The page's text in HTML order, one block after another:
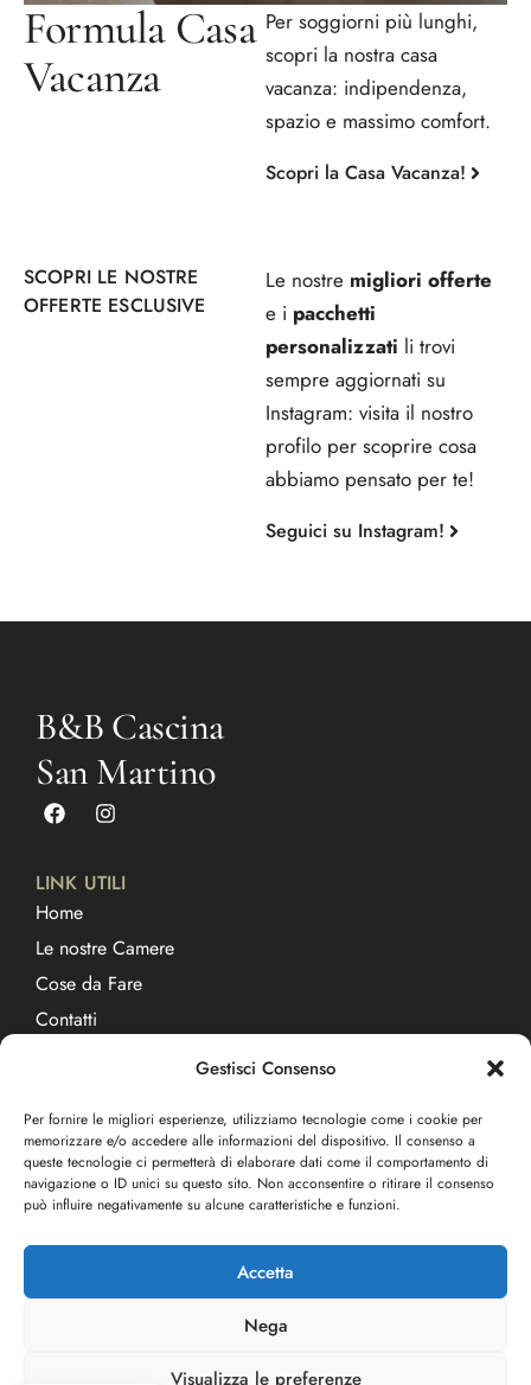
Gestisci Consenso
Per fornire le migliori esperienze, utilizziamo tecnologie come i cookie per
memorizzare e/o accedere alle informazioni del dispositivo. Il consenso a
queste tecnologie ci permetterà di elaborare dati come il comportamento di
navigazione o ID unici su questo sito. Non acconsentire o ritirare il consenso
può influire negativamente su alcune caratteristiche e funzioni.
Accetta
Nega
Visualizza le preferenze
Formula Casa
Vacanza
Per soggiorni più lunghi,
scopri la nostra casa
vacanza: indipendenza,
spazio e massimo comfort.
Scopri la Casa Vacanza!
SCOPRI LE NOSTRE
OFFERTE ESCLUSIVE
Le nostre migliori offerte
e i pacchetti
personalizzati li trovi
sempre aggiornati su
Instagram: visita il nostro
profilo per scoprire cosa
abbiamo pensato per te!
Seguici su Instagram!
B&B Cascina
San Martino
LINK UTILI
Home
Le nostre Camere
Cose da Fare
Contatti
CONTATTI
Via San Martino, 13
25050 - Passirano (BS)
+39 338 536 8333
bbcascinasanmartino@gmail.com